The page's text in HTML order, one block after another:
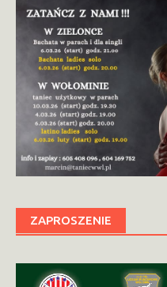
ZAPROSZENIE